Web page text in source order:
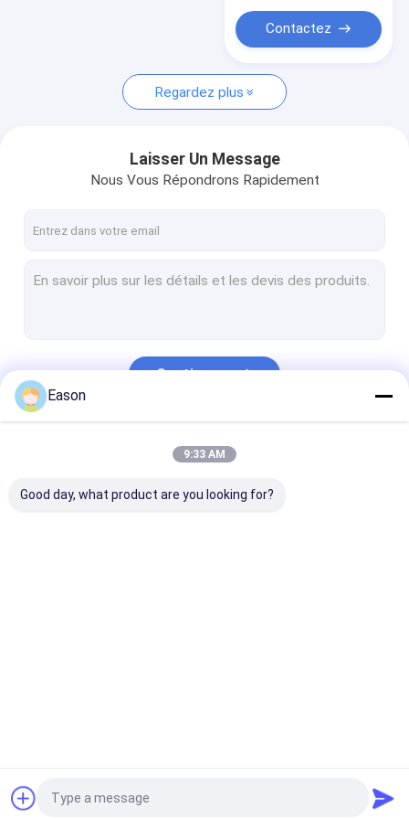
Contactez
Regardez plus
Laisser Un Message
Nous Vous Répondrons Rapidement
Continuer
Eason
9:33 AM
Good day, what product are you looking for?